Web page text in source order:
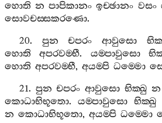
හොති න පාපිකානං ඉච‍්ඡානං වසං
සොවචස‍්සකරණො.
20. පුන චපරං ආවුසො
හොති
අපරවම‍්භී. යම‍්පාවුසො
හොති අපරවම‍්භී, අයම‍්පි ධම‍්මො
21. පුන චපරං ආවුසො භික‍්ඛු න
කොධාභිභූතො. යම‍්පාවුසො භික‍්ඛු
න කොධාභිභූතො, අයම‍්පි ධම‍්මො